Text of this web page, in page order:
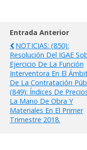
Entrada Anterior
NOTICIAS: (850):
Resolución Del IGAE
Ejercicio De La Función
Interventora En El
De La Contratación
(849): Índices De
La Mano De Obra Y
Materiales En El Primer
Trimestre 2018.